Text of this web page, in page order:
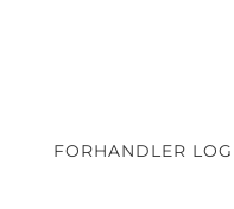
FORHANDLER